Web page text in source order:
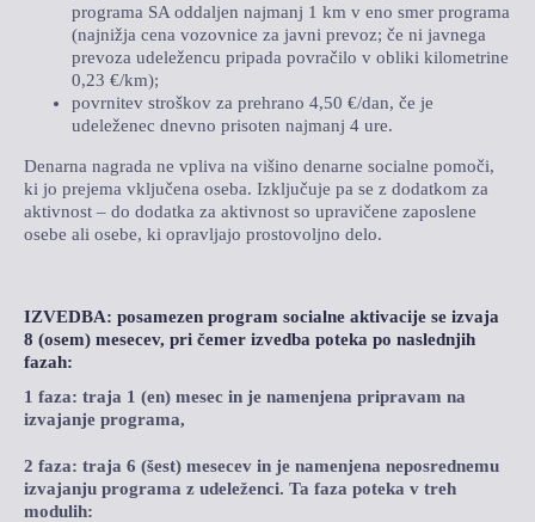
programa SA oddaljen najmanj 1 km v eno smer programa
(najnižja cena vozovnice za javni prevoz; če ni javnega
prevoza udeležencu pripada povračilo v obliki kilometrine
0,23 €/km);
povrnitev stroškov za prehrano 4,50 €/dan, če je
udeleženec dnevno prisoten najmanj 4 ure.
Denarna nagrada ne vpliva na višino denarne socialne pomoči,
ki jo prejema vključena oseba. Izključuje pa se z dodatkom za
aktivnost – do dodatka za aktivnost so upravičene zaposlene
osebe ali osebe, ki opravljajo prostovoljno delo.
IZVEDBA: posamezen program socialne aktivacije se izvaja
8 (osem) mesecev, pri čemer izvedba poteka po naslednjih
fazah:
1 faza: traja 1 (en) mesec in je namenjena pripravam na
izvajanje programa,
2 faza: traja 6 (šest) mesecev in je namenjena neposrednemu
izvajanju programa z udeleženci. Ta faza poteka v treh
modulih: